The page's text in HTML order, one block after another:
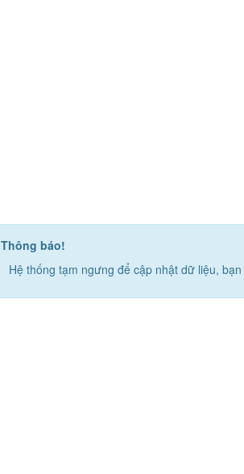
Thông báo!
Hệ thống tạm ngưng để cập nhật dữ liệu,